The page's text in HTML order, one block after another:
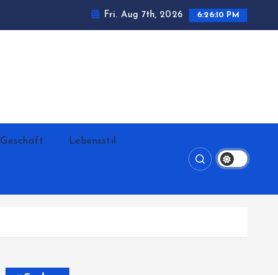
Fri. Aug 7th, 2026 6:26:11 PM
Geschäft Lebensstil